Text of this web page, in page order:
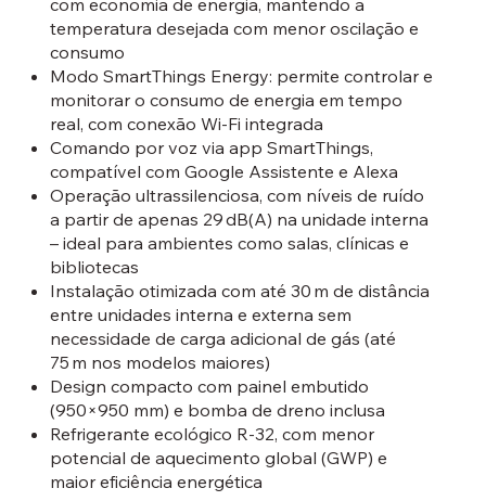
temperatura desejada com menor oscilação e
consumo
Modo SmartThings Energy: permite controlar e
monitorar o consumo de energia em tempo
real, com conexão Wi‑Fi integrada
Comando por voz via app SmartThings,
compatível com Google Assistente e Alexa
Operação ultrassilenciosa, com níveis de ruído
a partir de apenas 29 dB(A) na unidade interna
– ideal para ambientes como salas, clínicas e
bibliotecas
Instalação otimizada com até 30 m de distância
entre unidades interna e externa sem
necessidade de carga adicional de gás (até
75 m nos modelos maiores)
Design compacto com painel embutido
(950×950 mm) e bomba de dreno inclusa
Refrigerante ecológico R‑32, com menor
potencial de aquecimento global (GWP) e
maior eficiência energética